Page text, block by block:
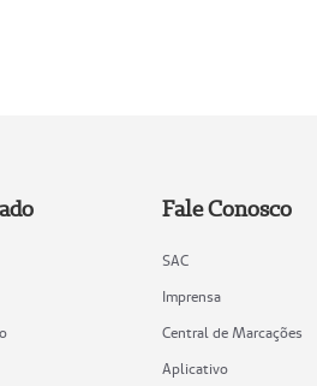
Fale Conosco
SAC
Imprensa
Central de Marcações
Aplicativo